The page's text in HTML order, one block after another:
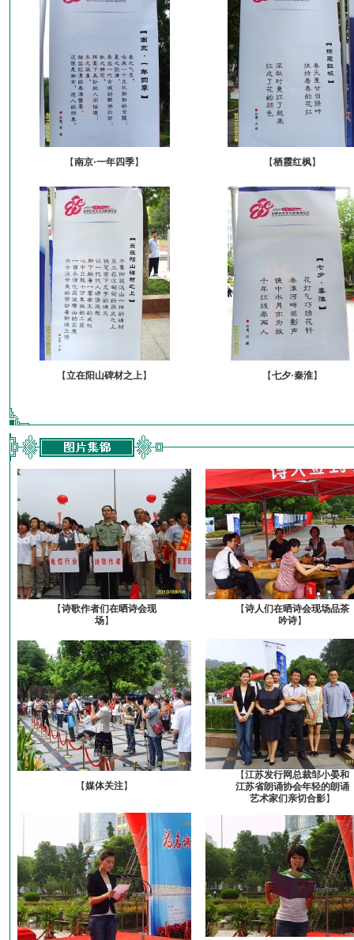
【南京·一年四季】 【栖霞红枫】
【立在阳山碑材之上】 【七夕·秦淮】
【诗歌作者们在晒诗会现
场】
【诗人们在晒诗会现场品茶
吟诗】
【媒体关注】
【江苏发行网总裁邹小晏和
江苏省朗诵协会年轻的朗诵
艺术家们亲切合影】